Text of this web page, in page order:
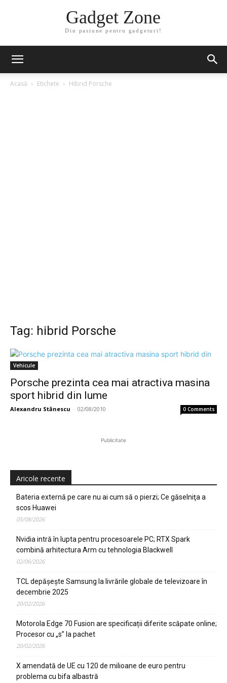
Gadget Zone
Din pasiune pentru gadgeturi!
Acasă Etichete Hibrid Porsche
Tag: hibrid Porsche
Vehicule
Porsche prezinta cea mai atractiva masina
sport hibrid din lume
Alexandru Stănescu - 02/08/2010 0 Comments
Publicitate
Aricole recente
Bateria externă pe care nu ai cum să o pierzi; Ce găselniţa a
scos Huawei
05/08/2026
Nvidia intră în lupta pentru procesoarele PC; RTX Spark
combină arhitectura Arm cu tehnologia Blackwell
02/06/2026
TCL depășește Samsung la livrările globale de televizoare în
decembrie 2025
20/02/2026
Motorola Edge 70 Fusion are specificații diferite scăpate online;
Procesor cu „s” la pachet
20/02/2026
X amendată de UE cu 120 de milioane de euro pentru
problema cu bifa albastră